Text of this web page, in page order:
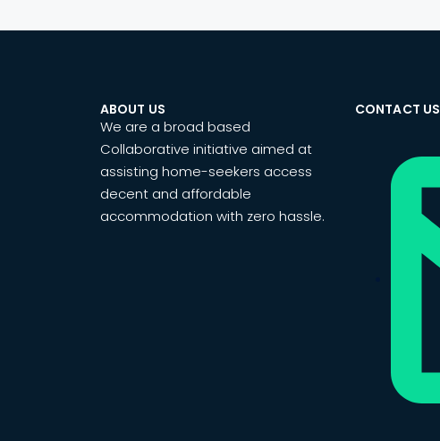
ABOUT US
We are a broad based
Collaborative initiative aimed at
assisting home-seekers access
decent and affordable
accommodation with zero hassle.
CONTACT US